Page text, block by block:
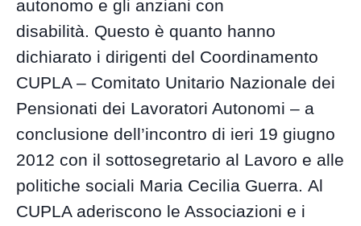
autonomo e gli anziani con
disabilità. Questo è quanto hanno
dichiarato i dirigenti del Coordinamento
CUPLA – Comitato Unitario Nazionale dei
Pensionati dei Lavoratori Autonomi – a
conclusione dell’incontro di ieri 19 giugno
2012 con il sottosegretario al Lavoro e alle
politiche sociali Maria Cecilia Guerra. Al
CUPLA aderiscono le Associazioni e i